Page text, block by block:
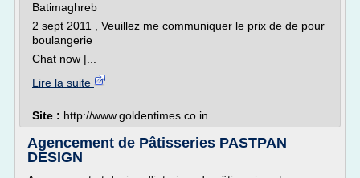
Batimaghreb
2 sept 2011 , Veuillez me communiquer le prix de de pour
boulangerie
Chat now |...
Lire la suite
Site : http://www.goldentimes.co.in
Agencement de Pâtisseries PASTPAN
DESIGN